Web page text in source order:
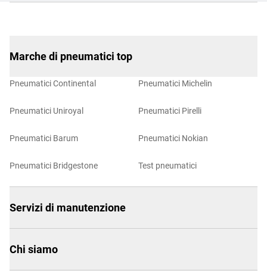
Marche di pneumatici top
Pneumatici Continental
Pneumatici Uniroyal
Pneumatici Barum
Pneumatici Bridgestone
Pneumatici Michelin
Pneumatici Pirelli
Pneumatici Nokian
Test pneumatici
Servizi di manutenzione
Chi siamo